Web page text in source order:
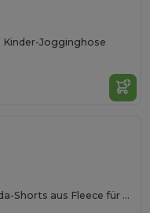
Jogginghose
Multisport-Bermuda-Shorts aus Fleece für Kinder